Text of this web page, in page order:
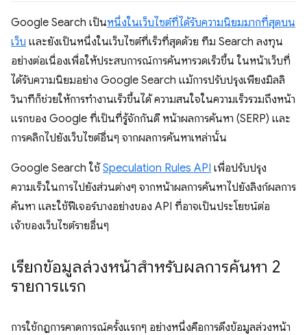
Google Search เป็นหนึ่งในเว็บไซต์ที่ได้รับความนิยมมากที่สุดบน
เว็บ และยังเป็นหนึ่งในเว็บไซต์ที่เร็วที่สุดด้วย ทีม Search ลงทุน
อย่างต่อเนื่องเพื่อให้ประสบการณ์การค้นหารวดเร็วขึ้น ในหน้าเว็บที่
ได้รับความนิยมอย่าง Google Search แม้การปรับปรุงเพียงมิลลิ
วินาทีก็ช่วยให้การทำงานเร็วขึ้นได้ ความสนใจในความเร็วรวมถึงหน้า
แรกของ Google ที่เป็นที่รู้จักกันดี หน้าผลการค้นหา (SERP) และ
การคลิกไปยังเว็บไซต์อื่นๆ จากผลการค้นหาเหล่านั้น
Google Search ใช้ Speculation Rules API เพื่อปรับปรุง
ความเร็วในการไปยังส่วนต่างๆ จากหน้าผลการค้นหาไปยังลิงก์ผลการ
ค้นหา และใช้ฟีเจอร์บางอย่างของ API ที่อาจเป็นประโยชน์ต่อ
เจ้าของเว็บไซต์รายอื่นๆ
เรียกข้อมูลล่วงหน้าสำหรับผลการค้นหา 2
รายการแรก
การใช้กฎการคาดการณ์ครั้งแรกๆ อย่างหนึ่งคือการดึงข้อมูลล่วงหน้า